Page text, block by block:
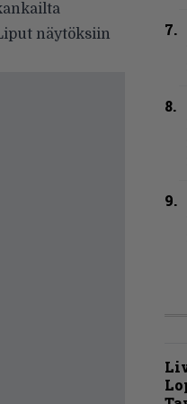
näytöksiin